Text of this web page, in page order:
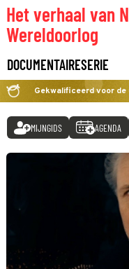
Het verhaal van
Wereldoorlog
DOCUMENTAIRESERIE
Gekwalificeerd voor
MIJNGIDS AGENDA